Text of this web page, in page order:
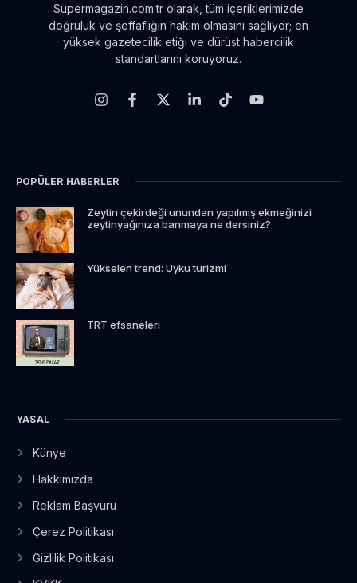
Supermagazin.com.tr olarak, tüm içeriklerimizde
doğruluk ve şeffaflığın hakim olmasını sağlıyor; en
yüksek gazetecilik etiği ve dürüst habercilik
standartlarını koruyoruz.
POPÜLER HABERLER
Zeytin çekirdeği unundan yapılmış ekmeğinizi
zeytinyağınıza banmaya ne dersiniz?
Yükselen trend: Uyku turizmi
TRT efsaneleri
YASAL
Künye
Hakkımızda
Reklam Başvuru
Çerez Politikası
Gizlilik Politikası